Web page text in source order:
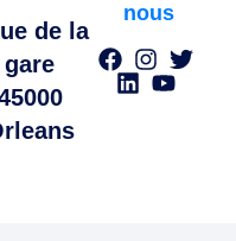
de la
gare
nous